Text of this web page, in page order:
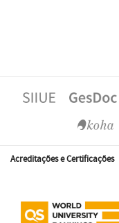
Acreditações e Certificações